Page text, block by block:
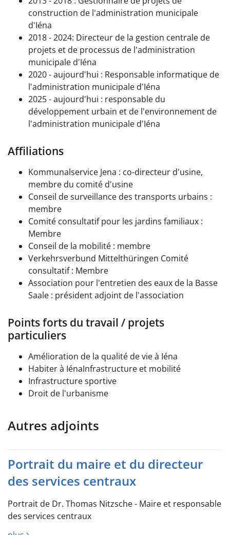
construction de l'administration municipale
d'Iéna
2018- 2024: Directeur de la gestion centrale de
projets et de processus de l'administration
municipale d'Iéna
2020- aujourd'hui : Responsable informatique de
l'administration municipale d'Iéna
2025- aujourd'hui : responsable du
développement urbain et de l'environnement de
l'administration municipale d'Iéna
Affiliations
Kommunalservice Jena : co-directeur d'usine,
membre du comité d'usine
Conseil de surveillance des transports urbains :
membre
Comité consultatif pour les jardins familiaux :
Membre
Conseil de la mobilité : membre
Verkehrsverbund Mittelthüringen Comité
consultatif : Membre
Association pour l'entretien des eaux de la Basse
Saale : président adjoint de l'association
Points forts du travail / projets
particuliers
Amélioration de la qualité de vie à Iéna
Habiter à IénaInfrastructure et mobilité
Infrastructure sportive
Droit de l'urbanisme
Autres adjoints
Portrait du maire et du directeur
des services centraux
Portrait de Dr. Thomas Nitzsche - Maire et responsable
des services centraux